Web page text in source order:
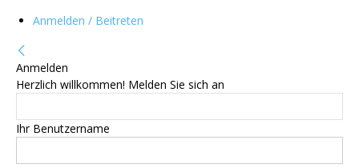
Anmelden / Beitreten
Anmelden
Herzlich willkommen! Melden Sie sich an
Ihr Benutzername